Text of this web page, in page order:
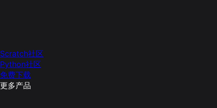
Scratch社区
Python社区
免费下载
更多产品